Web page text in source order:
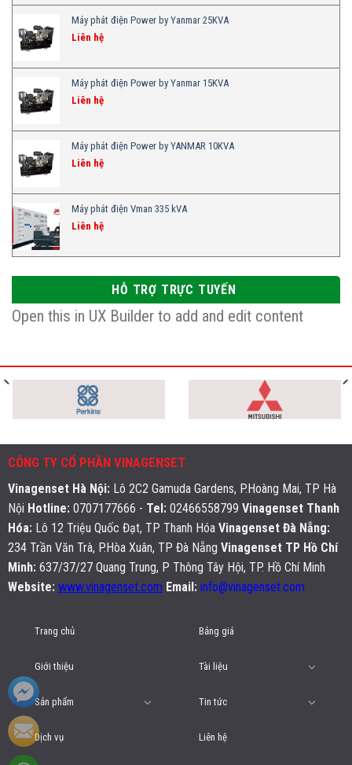
Máy phát điện Power by Yanmar 25KVA
Liên hệ
Máy phát điện Power by Yanmar 15KVA
Liên hệ
Máy phát điện Power by YANMAR 10KVA
Liên hệ
Máy phát điện Vman 335 kVA
Liên hệ
HỖ TRỢ TRỰC TUYẾN
Open this in UX Builder to add and edit content
CÔNG TY CỔ PHẦN VINAGENSET
Vinagenset Hà Nội: Lô 2C2 Gamuda Gardens, P.Hoàng Mai, TP Hà
Nội Hotline: 0707177666 - Tel:02466558799 Vinagenset Thanh
Hóa: Lô 12 Triệu Quốc Đạt, TP Thanh Hóa Vinagenset Đà Nẵng:
234 Trần Văn Trà, P.Hòa Xuân, TP Đà Nẵng Vinagenset TP Hồ Chí
Minh: 637/37/27 Quang Trung, P Thông Tây Hội, TP. Hồ Chí Minh
Website: www.vinagenset.com Email: info@vinagenset.com
Trang chủ
Giới thiệu
Sản phẩm
Dịch vụ
Bảng giá
Tài liệu
Tin tức
Liên hệ